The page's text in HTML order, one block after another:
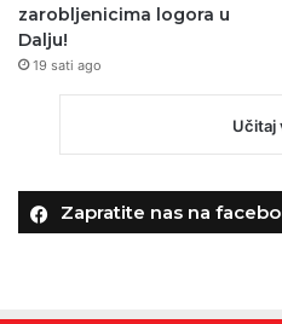
zarobljenicima logora u
Dalju!
19 sati ago
Učitaj
Zapratite nas na